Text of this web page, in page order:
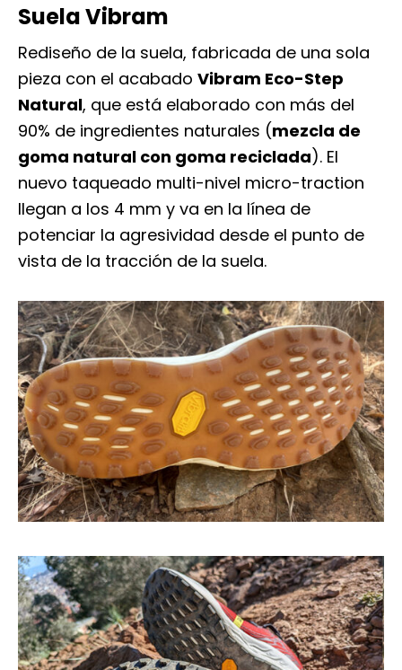
Suela Vibram
Rediseño de la suela, fabricada de una sola
pieza con el acabado Vibram Eco-Step
Natural, que está elaborado con más del
90% de ingredientes naturales (mezcla de
goma natural con goma reciclada). El
nuevo taqueado multi-nivel micro-traction
llegan a los 4 mm y va en la línea de
potenciar la agresividad desde el punto de
vista de la tracción de la suela.